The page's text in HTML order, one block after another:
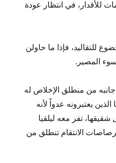
في انتظار عودة
للتقاليد، فإذا ما حاولن
المصير.
من منطلق الإخلاص له
يعتبرونه عدواً لأنه
تفر معه ليلقيا
الانتقام تنطلق من